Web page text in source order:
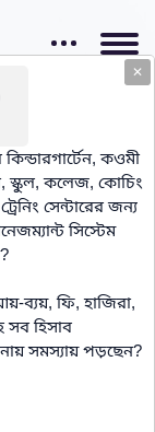
✕
কওমী
স্কুল, কলেজ, কোচিং
সেন্টারের জন্য
সিস্টেম
ব্যয়, ফি, হাজিরা,
সব হিসাব
সমস্যায় পড়ছেন?
Dhaka-